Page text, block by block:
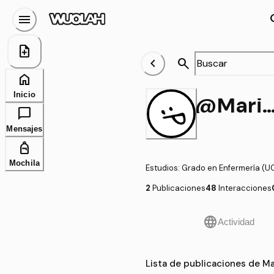
chevron_left search
Estudios: Grado en Enfermería
2 Publicaciones48 Interacciones
languageActividad
Lista de publicaciones de
menu
note_add
home
Inicio
chat_bubble
Mensajes
personal_bag
Mochila